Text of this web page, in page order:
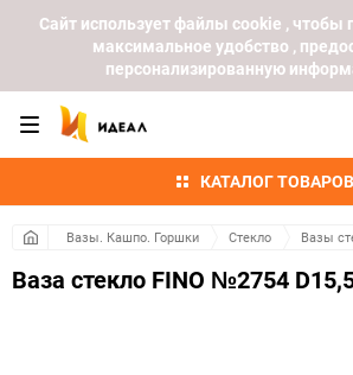
Cайт использует файлы cookie , чтобы
максимальное удобство ,
персонализированную
КАТАЛОГ ТОВАРОВ
Вазы. Кашпо. Горшки Стекло Вазы
Ваза стекло FINO №2754